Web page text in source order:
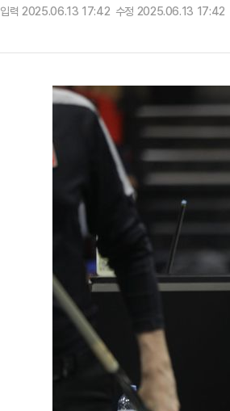
입력 2025.06.13 17:42 수정 2025.06.13 17:42